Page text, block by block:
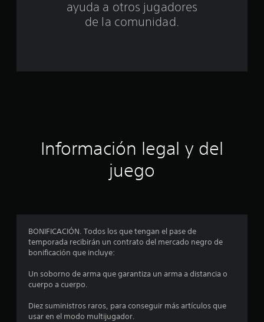
e
a
s
u
ayuda a otros jugadores
de la comunidad.
Información legal y del
juego
BONIFICACIÓN. Todos los que tengan el pase de
temporada recibirán un contrato del mercado negro de
bonificación que incluye:
Un soborno de arma que garantiza un arma a distancia o
cuerpo a cuerpo.
Diez suministros raros, para conseguir más artículos que
usar en el modo multijugador.